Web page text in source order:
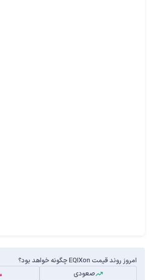
امروز روند قیمت EQIXon چگونه خواهد بود؟
صعودی